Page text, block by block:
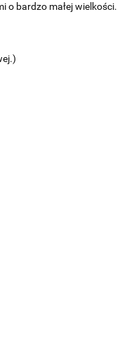
o bardzo małej wielkości.